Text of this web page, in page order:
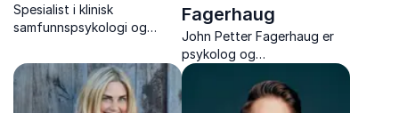
Spesialist i klinisk
samfunnspsykologi og
schizofren. Foredragsholder
som virkelig fanger
publikum.
Fagerhaug
John Petter Fagerhaug er
psykolog og
foredragsholder som med
humor og faglig tyngde gir
konkrete verktøy for